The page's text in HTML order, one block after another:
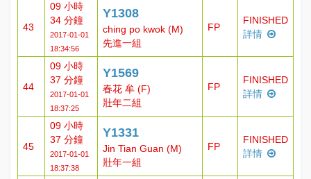
43
09 小時
34 分鐘
2017-01-01
18:34:56
Y1308
ching po kwok (M)
先進一組
FP
FINISHED
詳情
44
09 小時
37 分鐘
2017-01-01
18:37:25
Y1569
春花 牟 (F)
壯年二組
FP
FINISHED
詳情
45
09 小時
37 分鐘
2017-01-01
18:37:38
Y1331
Jin Tian Guan (M)
壯年一組
FP
FINISHED
詳情